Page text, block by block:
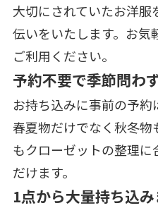
大切にされていたお洋
伝いをいたします。お気
ご利用ください。
予約不要で季節問わ
お持ち込みに事前の予約
春夏物だけでなく秋冬
もクローゼットの整理
だけます。
1点から大量持ち込